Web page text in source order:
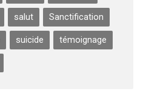
salut Sanctification
suicide témoignage